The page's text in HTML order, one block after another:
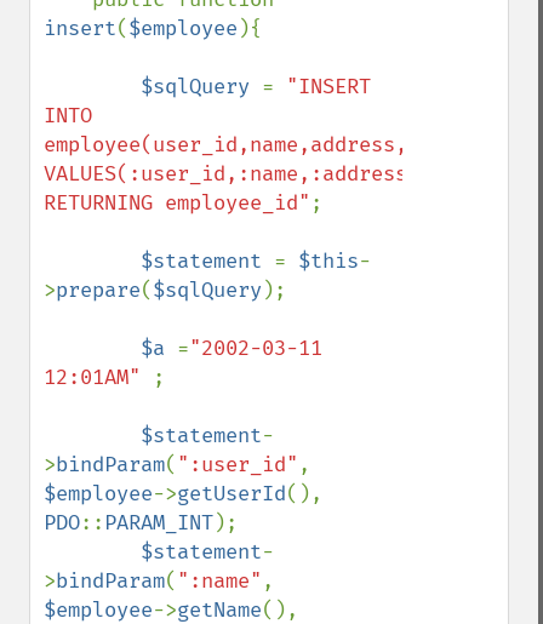
insert($employee ){
$sqlQuery = "INSERT
INTO
employee(user_id,name,address,city)
VALUES(:user_id,:name,:address,:city)
RETURNING employee_id" ;
$statement = $this-
>prepare($sqlQuery );
$a ="2002-03-11
12:01AM"
;
$statement-
>bindParam( ":user_id"
$employee->getUserId
PDO:: PARAM_INT);
$statement-
>bindParam( ":name"
$employee->getName